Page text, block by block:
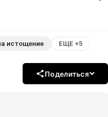
истощение ЕЩЕ +5
Поделиться